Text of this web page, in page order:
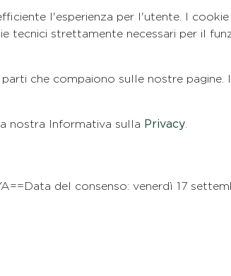
l'esperienza per l'utente. I
tecnici strettamente necessari per il
che compaiono sulle nostre pagine.
nostra Informativa sulla Privacy.
del consenso: venerdì 17